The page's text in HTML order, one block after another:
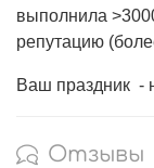
выполнила
репутацию
Ваш праздник -
Отзывы